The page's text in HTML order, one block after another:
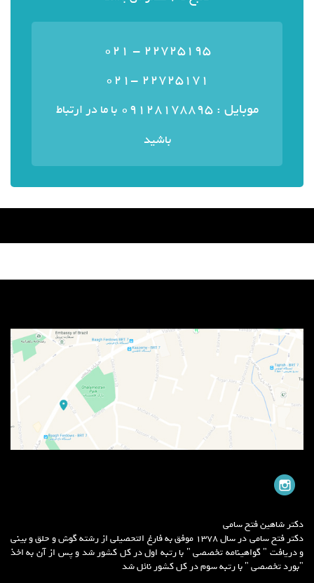
22725195 - 021
22725171 -021
موبایل : ۰۹۱۲۸۱۷۸۸۹۵
با ما در ارتباط
باشید
دکتر شاهین فتح سامی
دکتر فتح سامی در سال 1378 موفق به فارغ التحصیلی از رشته گوش و حلق و بینی
و دریافت " گواهینامه تخصصی " با رتبه اول در کل کشور شد و پس از آن به اخذ
"بورد تخصصی " با رتبه سوم در کل کشور نائل شد